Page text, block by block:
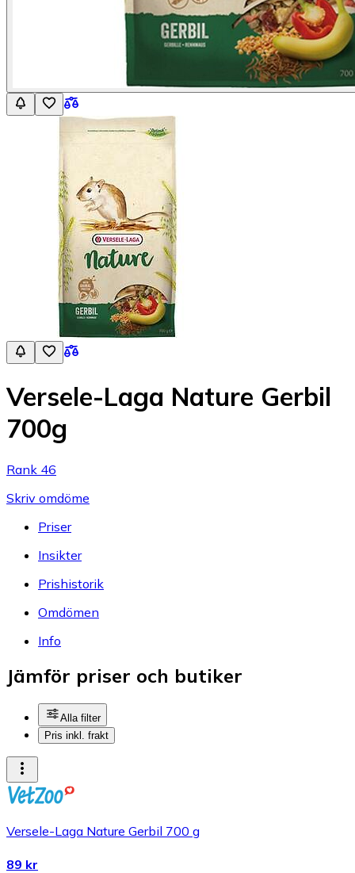
Versele-Laga Nature Gerbil
700g
Rank 46
Skriv omdöme
Priser
Insikter
Prishistorik
Omdömen
Info
Jämför priser och butiker
Alla filter
Pris inkl. frakt
Versele-Laga Nature Gerbil 700 g
89 kr